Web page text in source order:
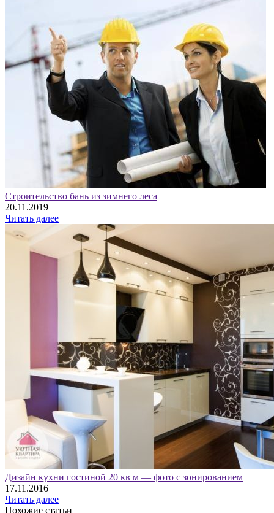
Строительство бань из зимнего леса
20.11.2019
Читать далее
Дизайн кухни гостиной 20 кв м — фото с зонированием
17.11.2016
Читать далее
Похожие статьи